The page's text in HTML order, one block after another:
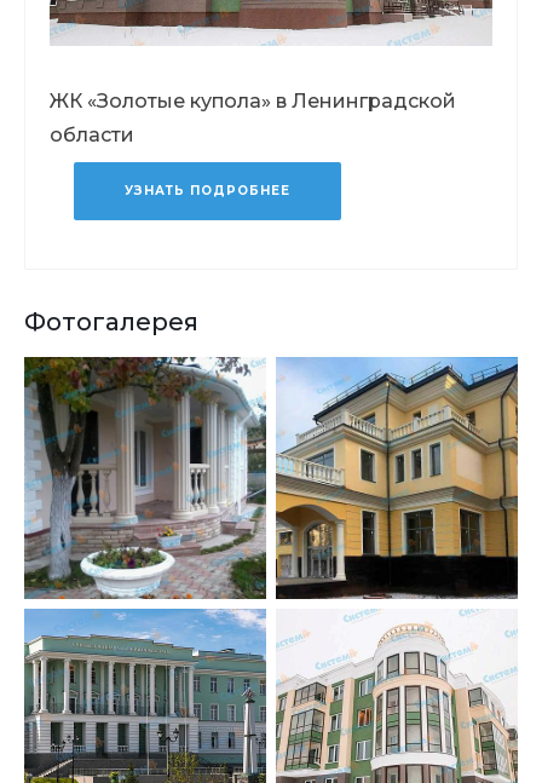
ЖК «Золотые купола» в Ленинградской
области
УЗНАТЬ ПОДРОБНЕЕ
Фотогалерея